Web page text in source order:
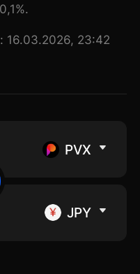
16.03.2026, 23:42
PVX
JPY